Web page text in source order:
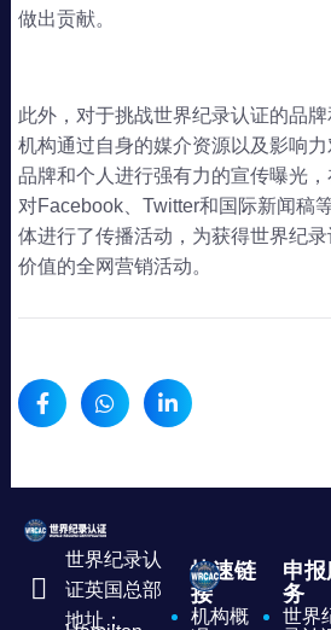
做出贡献。
此外，对于挑战世界纪录认证的品
机构通过自身的媒介资源以及影响
品牌和个人进行强有力的宣传曝光
对Facebook、Twitter和国际新闻稿
体进行了传播活动，为获得世界纪
价值的全网营销活动。
世界纪录认
证英国总部
地址：
快速链
接
机构概
申报
务
世界